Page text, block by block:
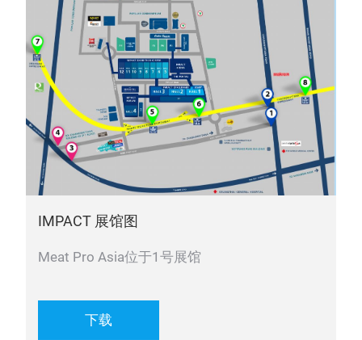
IMPACT 展馆图
Meat Pro Asia位于1号展馆
下载